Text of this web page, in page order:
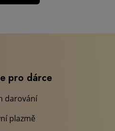
pro dárce
darování
plazmě